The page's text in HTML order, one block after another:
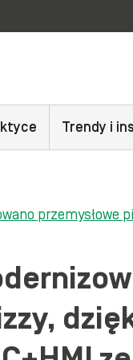
Trendy i
przemysłowe